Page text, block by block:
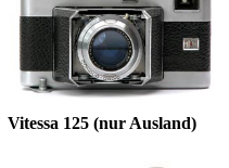
Vitessa 125 (nur Ausland)